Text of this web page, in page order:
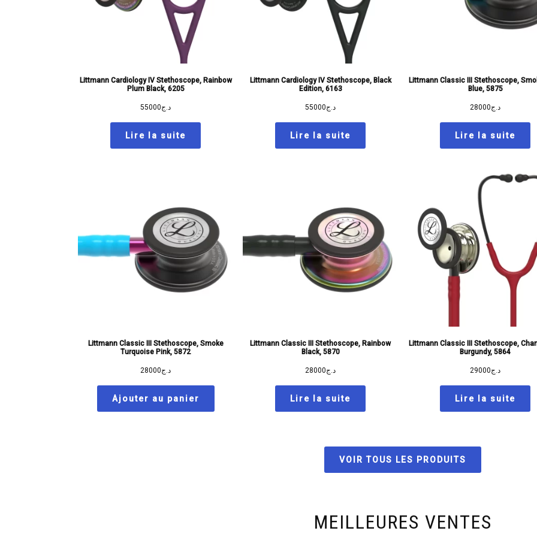
Littmann Cardiology IV Stethoscope, Rainbow
Plum Black, 6205
د.ج55000
Lire la suite
Littmann Cardiology IV Stethoscope, Black
Edition, 6163
د.ج55000
Lire la suite
Littmann Classic III Stethoscope,
Blue, 5875
د.ج28000
Lire la suite
Littmann Classic III Stethoscope, Smoke
Turquoise Pink, 5872
د.ج28000
Ajouter au panier
Littmann Classic III Stethoscope, Rainbow
Black, 5870
د.ج28000
Lire la suite
Littmann Classic III Stethoscope,
Burgundy, 5864
د.ج29000
Lire la suite
VOIR TOUS LES PRODUITS
MEILLEURES VENTES